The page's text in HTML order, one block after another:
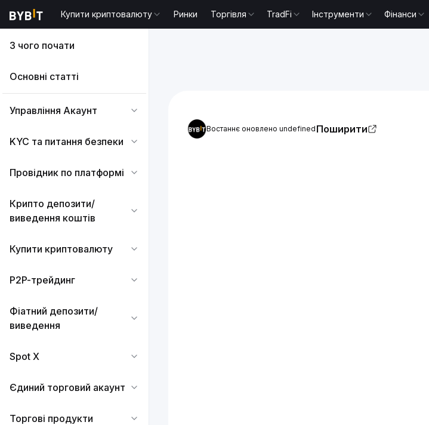
Купити криптовалюту Ринки Торгівля TradFi Інструменти Фінанси
З чого почати
Основні статті
Управління Акаунт
KYC та питання безпеки
Провідник по платформі
Крипто депозити/
виведення коштів
Купити криптовалюту
P2P-трейдинг
Фіатний депозити/
виведення
Spot X
Єдиний торговий акаунт
Торгові продукти
Востаннє оновлено undefined Поширити